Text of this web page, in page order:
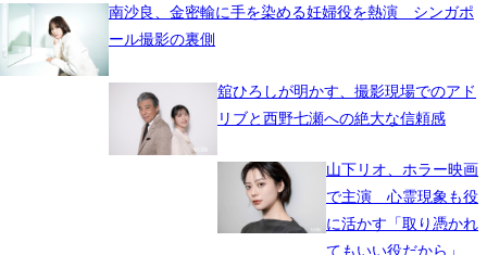
南沙良、金密輸に手を染める妊婦役を熱演 シンガポ
ール撮影の裏側
舘ひろしが明かす、撮影現場でのアド
リブと西野七瀬への絶大な信頼感
山下リオ、ホラー映画
で主演 心霊現象も役
に活かす「取り憑かれ
てもいい役だから」